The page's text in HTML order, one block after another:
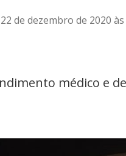
22 de dezembro de 2020
médico e